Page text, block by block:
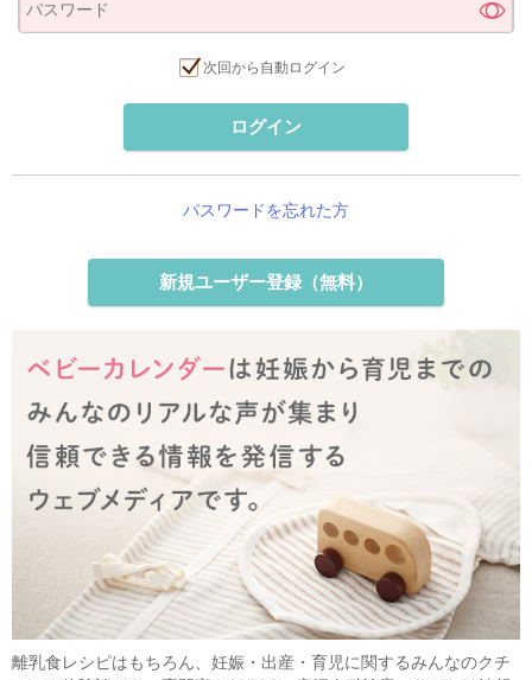
次回から自動ログイン
ログイン
パスワードを忘れた方
新規ユーザー登録（無料）
離乳食レシピはもちろん、妊娠・出産・育児に関するみんなのクチ